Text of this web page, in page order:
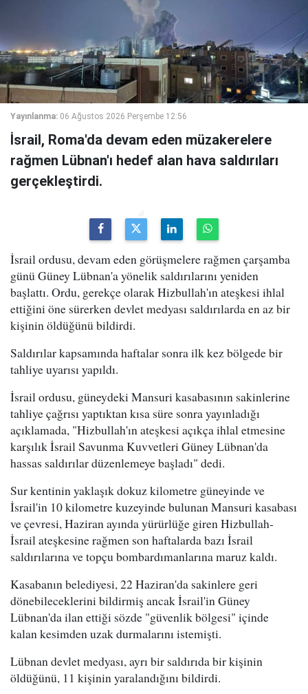
Yayınlanma: 06 Ağustos 2026 Perşembe 12:56
İsrail, Roma'da devam eden müzakerelere
rağmen Lübnan'ı hedef alan hava saldırıları
gerçekleştirdi.
İsrail ordusu, devam eden görüşmelere rağmen çarşamba
günü Güney Lübnan'a yönelik saldırılarını yeniden
başlattı. Ordu, gerekçe olarak Hizbullah'ın ateşkesi ihlal
ettiğini öne sürerken devlet medyası saldırılarda en az bir
kişinin öldüğünü bildirdi.
Saldırılar kapsamında haftalar sonra ilk kez bölgede bir
tahliye uyarısı yapıldı.
İsrail ordusu, güneydeki Mansuri kasabasının sakinlerine
tahliye çağrısı yaptıktan kısa süre sonra yayınladığı
açıklamada, "Hizbullah'ın ateşkesi açıkça ihlal etmesine
karşılık İsrail Savunma Kuvvetleri Güney Lübnan'da
hassas saldırılar düzenlemeye başladı" dedi.
Sur kentinin yaklaşık dokuz kilometre güneyinde ve
İsrail'in 10 kilometre kuzeyinde bulunan Mansuri kasabası
ve çevresi, Haziran ayında yürürlüğe giren Hizbullah-
İsrail ateşkesine rağmen son haftalarda bazı İsrail
saldırılarına ve topçu bombardımanlarına maruz kaldı.
Kasabanın belediyesi, 22 Haziran'da sakinlere geri
dönebileceklerini bildirmiş ancak İsrail'in Güney
Lübnan'da ilan ettiği sözde "güvenlik bölgesi" içinde
kalan kesimden uzak durmalarını istemişti.
Lübnan devlet medyası, ayrı bir saldırıda bir kişinin
öldüğünü, 11 kişinin yaralandığını bildirdi.